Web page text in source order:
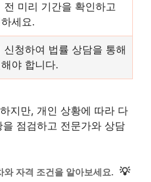
전 미리 기간을 확인하고
세요.
신청하여 법률 상담을 통해
야 합니다.
지만, 개인 상황에 따라 다
점검하고 전문가와 상담
와 자격 조건을 알아보세요. 💡